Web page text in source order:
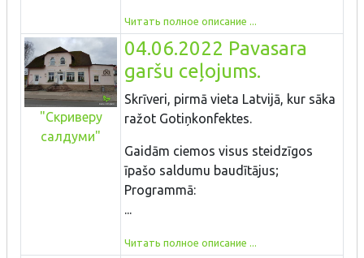
Читать полное описание ...
"Скриверу
салдуми"
04.06.2022 Pavasara
garšu ceļojums.
Skrīveri, pirmā vieta Latvijā, kur sāka
ražot Gotiņkonfektes.
Gaidām ciemos visus steidzīgos
īpašo saldumu baudītājus;
Programmā:
...
Читать полное описание ...